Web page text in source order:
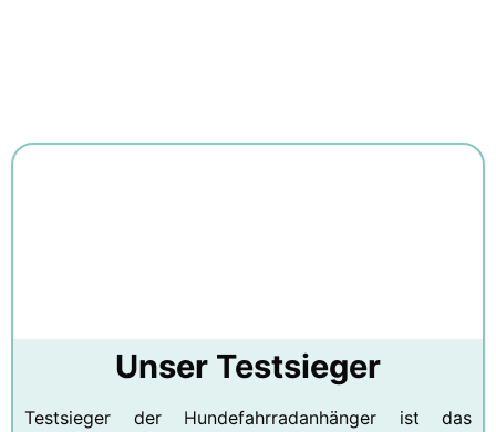
Unser Testsieger
Testsieger der Hundefahrradanhänger ist das